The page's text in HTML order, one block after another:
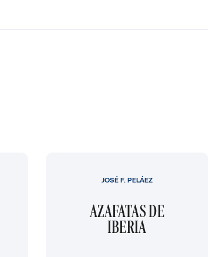
AZAFATAS DE
IBERIA
JOSÉ F. PELÁEZ